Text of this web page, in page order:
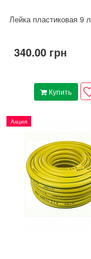
Лейка пластиковая 9 л
340.00 грн
Купить
Акция